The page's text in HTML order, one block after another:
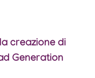
creazione di
Generation